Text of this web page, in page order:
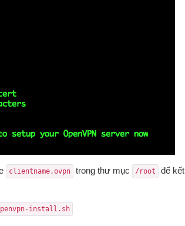
clientname.ovpn trong thư mục /root
để kết
install.sh